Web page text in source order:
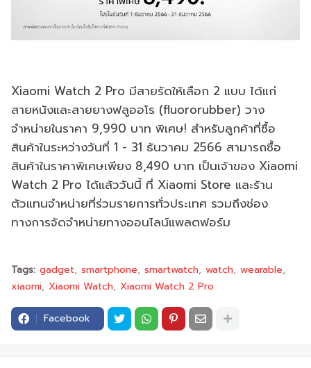
Xiaomi Watch 2 Pro มีสายรัดให้เลือก 2 แบบ ได้แก่
สายหนังและสายยางฟลูออโร (fluororubber) วาง
จำหน่ายในราคา 9,990 บาท พิเศษ! สำหรับลูกค้าที่ซื้อ
สินค้าในระหว่างวันที่ 1 - 31 ธันวาคม 2566 สามารถซื้อ
สินค้าในราคาพิเศษเพียง 8,490 บาท เป็นเจ้าของ Xiaomi
Watch 2 Pro ได้แล้ววันนี้ ที่ Xiaomi Store และร้าน
ตัวแทนจำหน่ายที่ร่วมรายการทั่วประเทศ รวมถึงช่อง
ทางการจัดจำหน่ายทางออนไลน์แพลตฟอร์ม
Tags: gadget smartphone smartwatch watch wearable
xiaomi Xiaomi Watch Xiaomi Watch 2 Pro
Facebook